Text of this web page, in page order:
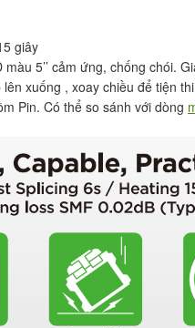
giây
5’’ cảm ứng, chống chói.
xuống , xoay chiều để tiện
Pin. Có thể so sánh với dòng